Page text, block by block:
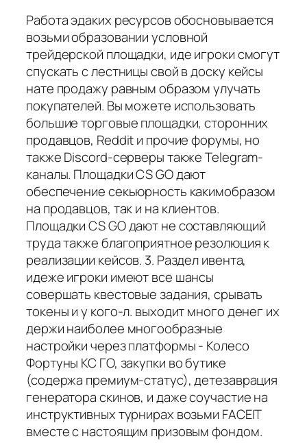
Работа эдаких ресурсов обосновывается
возьми образовании условной
трейдерской площадки, иде игроки смогут
спускать с лестницы свой в доску кейсы
нате продажу равным образом улучать
покупателей. Вы можете использовать
большие торговые площадки, сторонних
продавцов, Reddit и прочие форумы, но
также Discord-серверы также Telegram-
каналы. Площадки CS GO дают
обеспечение секьюрность какимобразом
на продавцов, так и на клиентов.
Площадки CS GO дают не составляющий
труда также благоприятное резолюция к
реализации кейсов. 3. Раздел ивента,
идеже игроки имеют все шансы
совершать квестовые задания, срывать
токены и у кого-л. выходит много денег их
держи наиболее многообразные
настройки через платформы - Колесо
Фортуны КС ГО, закупки во бутике
(содержа премиум-статус), детезаврация
генератора скинов, и даже соучастие на
инструктивных турнирах возьми FACEIT
вместе с настоящим призовым фондом.